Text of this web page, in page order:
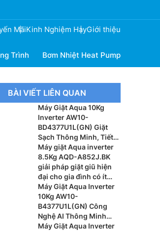
MãiKinh Nghiệm HayGiới thiệu
Trình Bơm Nhiệt Heat Pump
BÀI VIẾT LIÊN QUAN
Máy Giặt Aqua 10Kg
Inverter AW10-
BD4377U1L(GN) Giặt
Sạch Thông Minh, Tiết
Kiệm Điện Cho Gia Đình
Hiện Đại
Máy giặt Aqua inverter
8.5Kg AQD-A852J.BK
giải pháp giặt giũ hiện
đại cho gia đình có ít
thành viên 3 – 5 người
Máy Giặt Aqua Inverter
10Kg AW10-
B4377U1L(GN) Công
Nghệ AI Thông Minh
Cho Gia Đình Hiện Đại
Máy Giặt Aqua Inverter